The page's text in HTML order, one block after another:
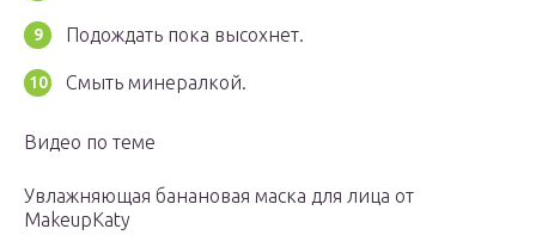
Подождать пока высохнет.
Смыть минералкой.
Видео по теме
Увлажняющая банановая маска для лица от
MakeupKaty